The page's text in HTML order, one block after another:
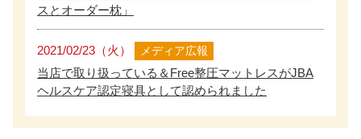
スとオーダー枕」
2021/02/23（火） メディア広報
当店で取り扱っている＆Free整圧マットレスがJBA
ヘルスケア認定寝具として認められました